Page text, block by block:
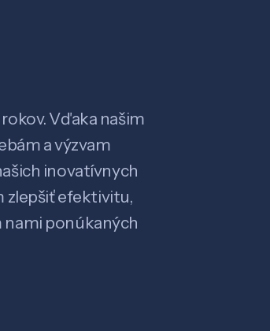
Vďaka našim
a výzvam
inovatívnych
zlepšiť efektivitu,
ponúkaných